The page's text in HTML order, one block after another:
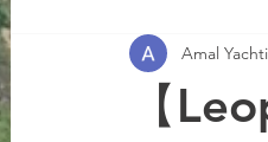
台灣玩遊艇 海上趣聞
【
Amal